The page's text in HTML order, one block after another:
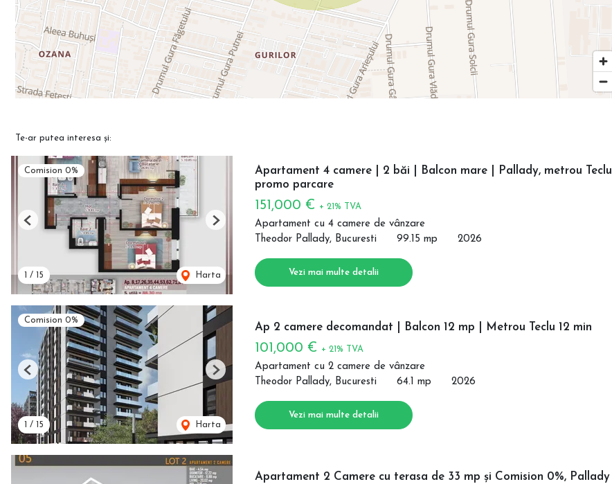
Te-ar putea interesa și:
Comision 0%
/ 15 Harta
Previous Next
Apartament 4 camere | 2 băi | Balcon mare | Pallady, metrou Teclu
promo parcare
151,000 € + 21% TVA
Apartament cu 4 camere de vânzare
Theodor Pallady, Bucuresti
99.15 mp 2026
Vezi mai multe detalii
Comision 0%
/ 15 Harta
Previous Next
Ap 2 camere decomandat | Balcon 12 mp | Metrou Teclu 12 min
101,000 € + 21% TVA
Apartament cu 2 camere de vânzare
Theodor Pallady, Bucuresti
64.1 mp 2026
Vezi mai multe detalii
Apartament 2 Camere cu terasa de 33 mp și Comision 0%, Pallady